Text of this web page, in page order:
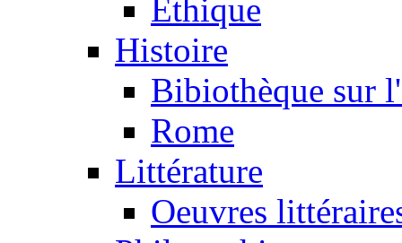
Ethique
Histoire
Bibiothèque sur
Rome
Littérature
Oeuvres